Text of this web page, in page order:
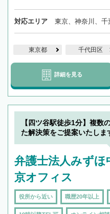
対応エリア 東京、神奈川、
東京都 千代田区
詳細を見る
【四ツ谷駅徒歩1分】複数
た解決策をご提案いたしま
弁護士法人みず
京オフィス
役所から近い 職歴20年以上